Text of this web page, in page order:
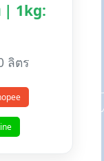
| 1kg:
ลิตร